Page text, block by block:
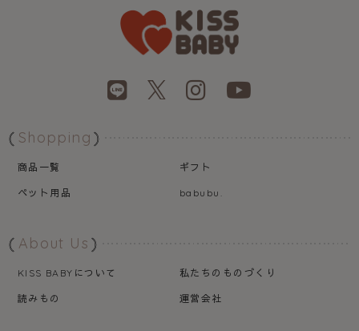
Shopping
商品一覧
ギフト
ペット用品
babubu.
About Us
KISS BABY について
私たちのものづくり
読みもの
運営会社